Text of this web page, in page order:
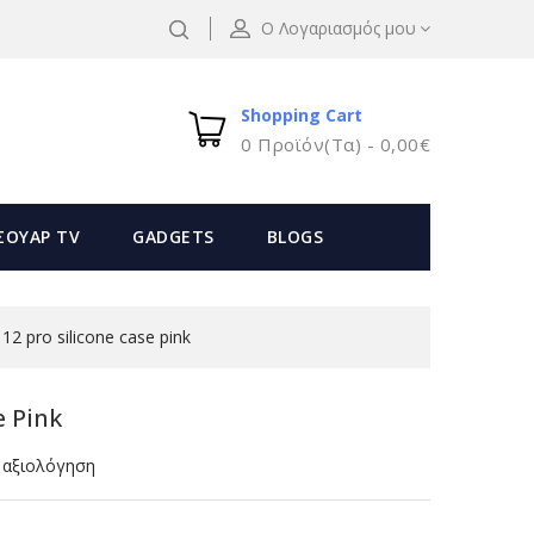
Ο Λογαριασμός μου
Shopping Cart
0 Προϊόν(τα) - 0,00€
TV GADGETS BLOGS
pro silicone case pink
Pink